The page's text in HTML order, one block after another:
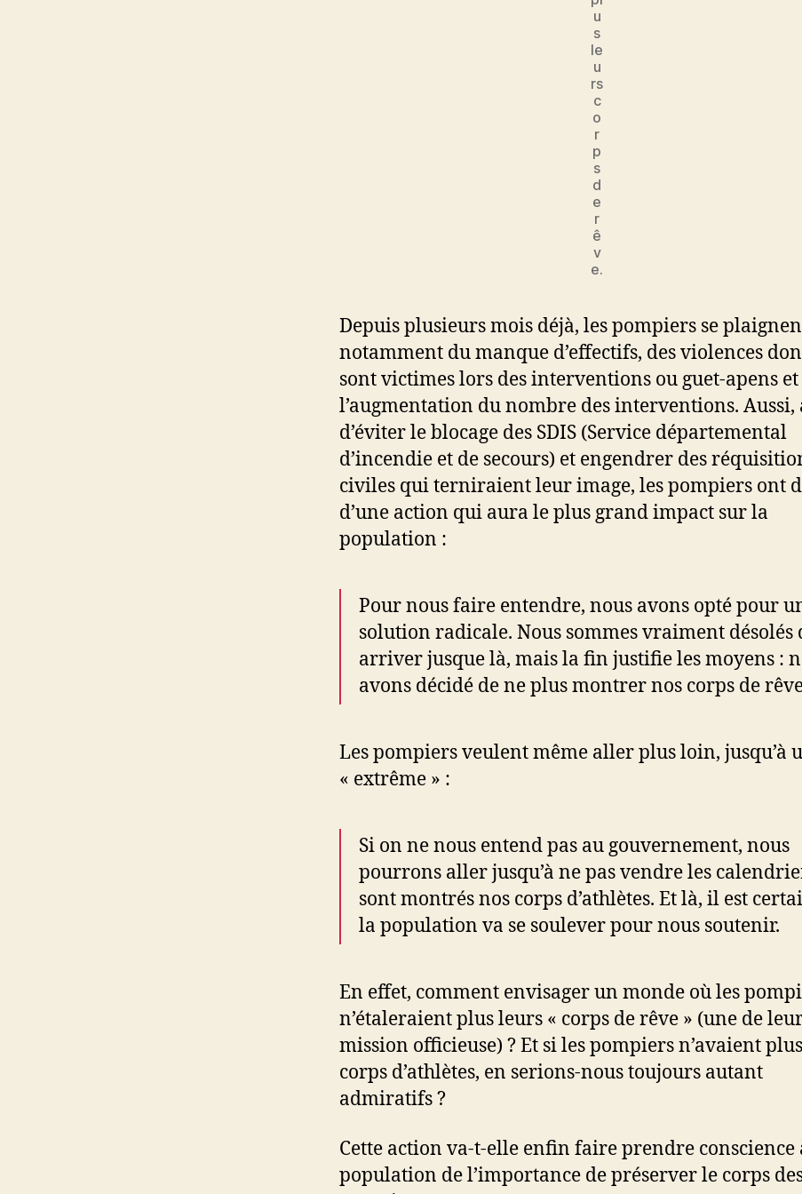
u
s
le
u
rs
c
o
r
p
s
d
e
r
ê
v
e.
Depuis plusieurs mois déjà, les pompiers se
notamment du manque d’effectifs, des violences
sont victimes lors des interventions ou guet-apens et
l’augmentation du nombre des interventions. Aussi,
d’éviter le blocage des SDIS (Service départemental
d’incendie et de secours) et engendrer des
civiles qui terniraient leur image, les pompiers ont
d’une action qui aura le plus grand impact sur la
population :
Pour nous faire entendre, nous avons opté pour
solution radicale. Nous sommes vraiment désolés
arriver jusque là, mais la fin justifie les moyens :
avons décidé de ne plus montrer nos corps de
Les pompiers veulent même aller plus loin, jusqu’à
« extrême » :
Si on ne nous entend pas au gouvernement, nous
pourrons aller jusqu’à ne pas vendre les
sont montrés nos corps d’athlètes. Et là, il est
la population va se soulever pour nous soutenir.
En effet, comment envisager un monde où les
n’étaleraient plus leurs « corps de rêve » (une de
mission officieuse) ? Et si les pompiers n’avaient
corps d’athlètes, en serions-nous toujours autant
admiratifs ?
Cette action va-t-elle enfin faire prendre conscience
population de l’importance de préserver le corps